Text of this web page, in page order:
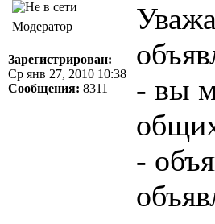
Модератор
Зарегистрирован:
Ср янв 27, 2010 10:38
Сообщения: 8311
- вы
-